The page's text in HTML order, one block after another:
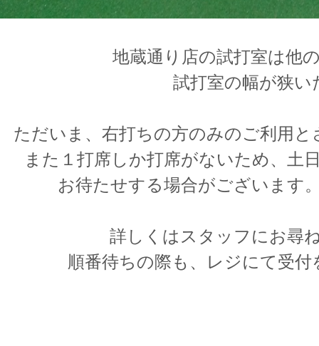
地蔵通り店の試打室は他
試打室の幅が狭い
ただいま、右打ちの方のみのご利用
また１打席しか打席がないため、土
お待たせする場合がございます
詳しくはスタッフにお尋
順番待ちの際も、レジにて受